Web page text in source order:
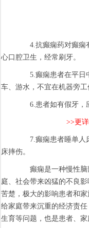
4.抗癫痫药对癫痫有
心口腔卫生，经常刷牙。
5.癫痫患者在平日
车、游水，不宜在机器旁
6.患者如有假牙，应
>>更
7.癫痫患者睡单人床
床摔伤。
癫痫是一种慢性脑
庭、社会带来凶猛的不良
苦楚，极大的影响患者和
给家庭带来沉重的经济责
生育等问题，也是患者、家